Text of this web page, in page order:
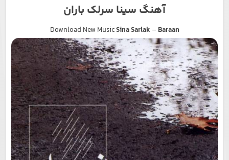
آهنگ سینا سرلک باران
Download New MusicSina Sarlak – Baraan